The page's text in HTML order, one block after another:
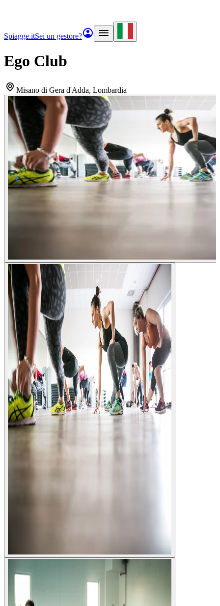
Spiagge.itSei un gestore?
Ego Club
Misano di Gera d'Adda, Lombardia